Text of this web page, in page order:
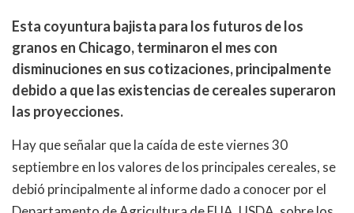
Esta coyuntura bajista para los futuros de los
granos en Chicago, terminaron el mes con
disminuciones en sus cotizaciones, principalmente
debido a que las existencias de cereales superaron
las proyecciones.
Hay que señalar que la caída de este viernes 30
septiembre en los valores de los principales cereales, se
debió principalmente al informe dado a conocer por el